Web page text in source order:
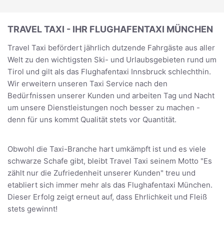
TRAVEL TAXI - IHR FLUGHAFENTAXI MÜNCHEN
Travel Taxi befördert jährlich dutzende Fahrgäste aus aller
Welt zu den wichtigsten Ski- und Urlaubsgebieten rund um
Tirol und gilt als das Flughafentaxi Innsbruck schlechthin.
Wir erweitern unseren Taxi Service nach den
Bedürfnissen unserer Kunden und arbeiten Tag und Nacht
um unsere Dienstleistungen noch besser zu machen -
denn für uns kommt Qualität stets vor Quantität.
Obwohl die Taxi-Branche hart umkämpft ist und es viele
schwarze Schafe gibt, bleibt Travel Taxi seinem Motto "Es
zählt nur die Zufriedenheit unserer Kunden" treu und
etabliert sich immer mehr als das Flughafentaxi München.
Dieser Erfolg zeigt erneut auf, dass Ehrlichkeit und Fleiß
stets gewinnt!